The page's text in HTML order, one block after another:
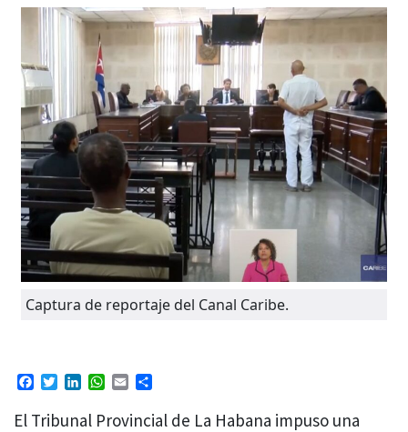
Captura de reportaje del Canal Caribe.
Facebook
TwitterLinkedIn
WhatsApp
Email
El Tribunal Provincial de La Habana impuso una